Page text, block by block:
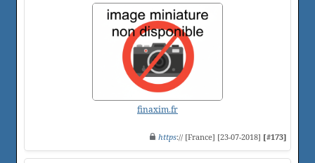
finaxim.fr
https:// [France] [23-07-2018] [#173]